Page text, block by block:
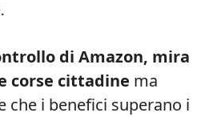
di Amazon, mira
corse cittadine ma
che i benefici superano i